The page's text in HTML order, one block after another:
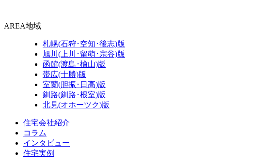
AREA地域
札幌(石狩･空知･後志)版
旭川(上川･留萌･宗谷)版
函館(渡島･檜山)版
帯広(十勝)版
室蘭(胆振･日高)版
釧路(釧路･根室)版
北見(オホーツク)版
住宅会社紹介
コラム
インタビュー
住宅実例